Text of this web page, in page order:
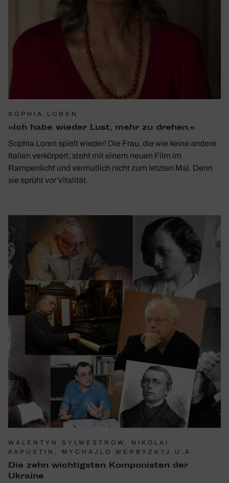
SOPHIA LOREN
»Ich habe wieder Lust, mehr zu drehen.«
Sophia Loren spielt wieder! Die Frau, die wie keine andere
Italien verkörpert, steht mit einem neuen Film im
Rampenlicht und vermutlich nicht zum letzten Mal. Denn
sie sprüht vor Vitalität.
WALENTYN SYLWESTROW, NIKOLAI
KAPUSTIN, MYCHAJLO WERBYZKYJ U.A.
Die zehn wich­tigsten Kompo­nisten der
Ukraine